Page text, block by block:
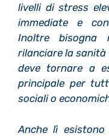
livelli di stress
immediate e
Inoltre bisogna
rilanciare la
deve tornare a
principale per
sociali o
Anche lì